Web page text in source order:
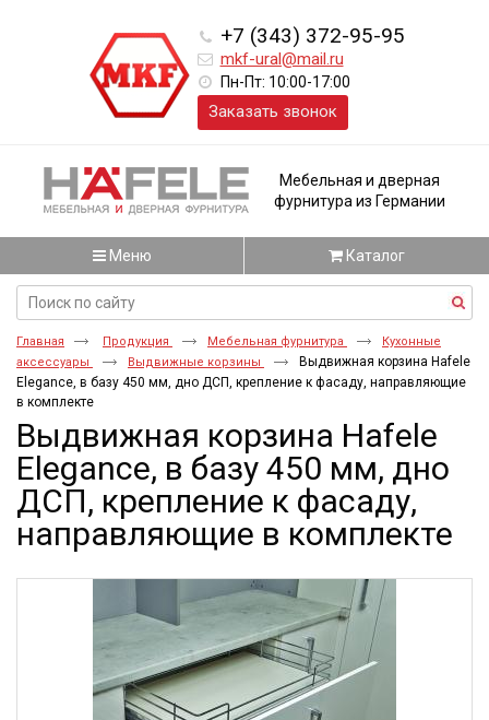
+7 (343) 372-95-95
mkf-ural@mail.ru
Пн-Пт: 10:00-17:00
Заказать звонок
Мебельная и дверная
фурнитура из Германии
Меню Каталог
Главная Продукция Мебельная фурнитура
Кухонные
аксессуары
Выдвижные корзины
Выдвижная корзина Hafele
Elegance, в базу 450 мм, дно ДСП, крепление к фасаду, направляющие
в комплекте
Выдвижная корзина Hafele
Elegance, в базу 450 мм, дно
ДСП, крепление к фасаду,
направляющие в комплекте